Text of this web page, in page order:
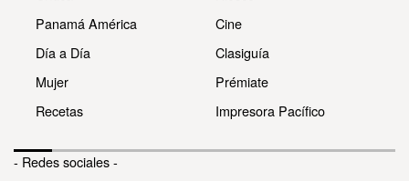
Panamá América
Día a Día
Mujer
Recetas
Cine
Clasiguía
Prémiate
Impresora Pacífico
- Redes sociales -